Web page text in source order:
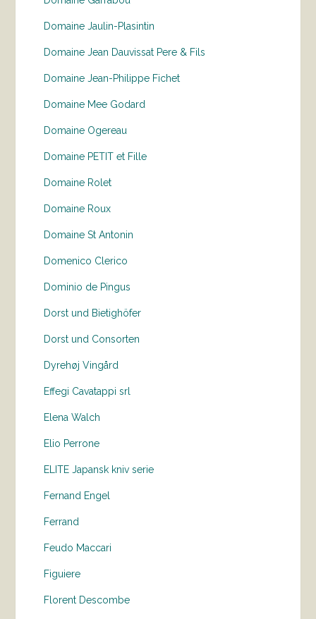
Domaine Jaulin-Plasintin
Domaine Jean Dauvissat Pere & Fils
Domaine Jean-Philippe Fichet
Domaine Mee Godard
Domaine Ogereau
Domaine PETIT et Fille
Domaine Rolet
Domaine Roux
Domaine St Antonin
Domenico Clerico
Dominio de Pingus
Dorst und Bietighöfer
Dorst und Consorten
Dyrehøj Vingård
Effegi Cavatappi srl
Elena Walch
Elio Perrone
ELITE Japansk kniv serie
Fernand Engel
Ferrand
Feudo Maccari
Figuiere
Florent Descombe